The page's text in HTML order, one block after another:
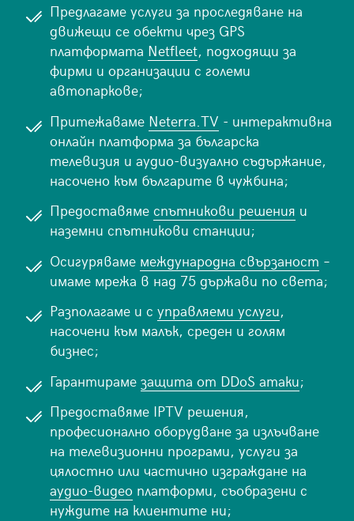
Предлагаме услуги за проследяване на
движещи се обекти чрез GPS
платформата Netfleet, подходящи за
фирми и организации с големи
автопаркове;
Притежаваме Neterra.TV - интерактивна
онлайн платформа за българска
телевизия и аудио-визуално съдържание,
насочено към българите в чужбина;
Предоставямеспътникови решения и
наземни спътникови станции;
Осигуряваме международна свързаност –
имаме мрежа в над 75 държави по света;
Разполагаме и суправляеми услуги,
насочени към малък, среден и голям
бизнес;
Гарантирамезащита от DDoS атаки;
Предоставяме IPTV решения,
професионално оборудване за излъчване
на телевизионни програми, услуги за
цялостно или частично изграждане на
аудио-видео платформи, съобразени с
нуждите на клиентите ни;